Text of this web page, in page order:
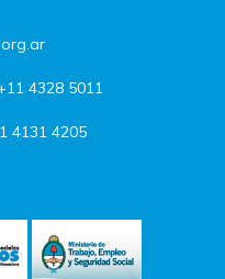
4328 5011
4131 4205